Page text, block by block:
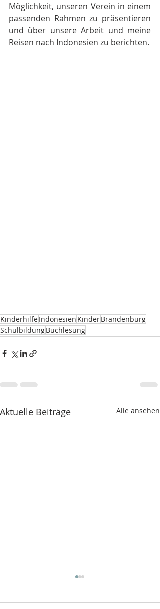
Möglichkeit, unseren Verein in einem
passenden Rahmen zu präsentieren
und über unsere Arbeit und meine
Reisen nach Indonesien zu berichten.
KinderhilfeIndonesien KinderBrandenburg
SchulbildungBuchlesung
Aktuelle Beiträge Alle ansehen